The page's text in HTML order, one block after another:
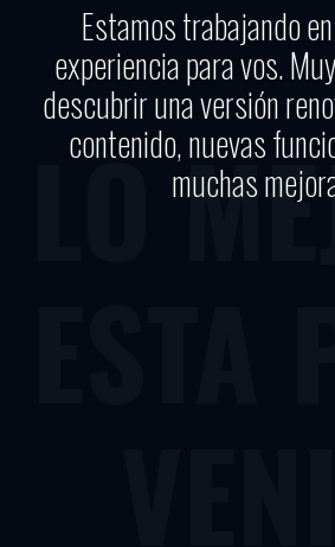
Estamos trabajando
experiencia para vos.
descubrir una versión
contenido, nuevas
muchas
LO